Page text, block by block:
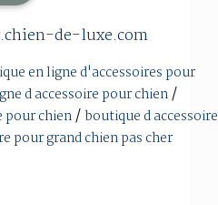
de-luxe.com
en ligne d'accessoires pour
d accessoire pour chien/
pour chien/boutique d accessoire
pour grand chien pas cher